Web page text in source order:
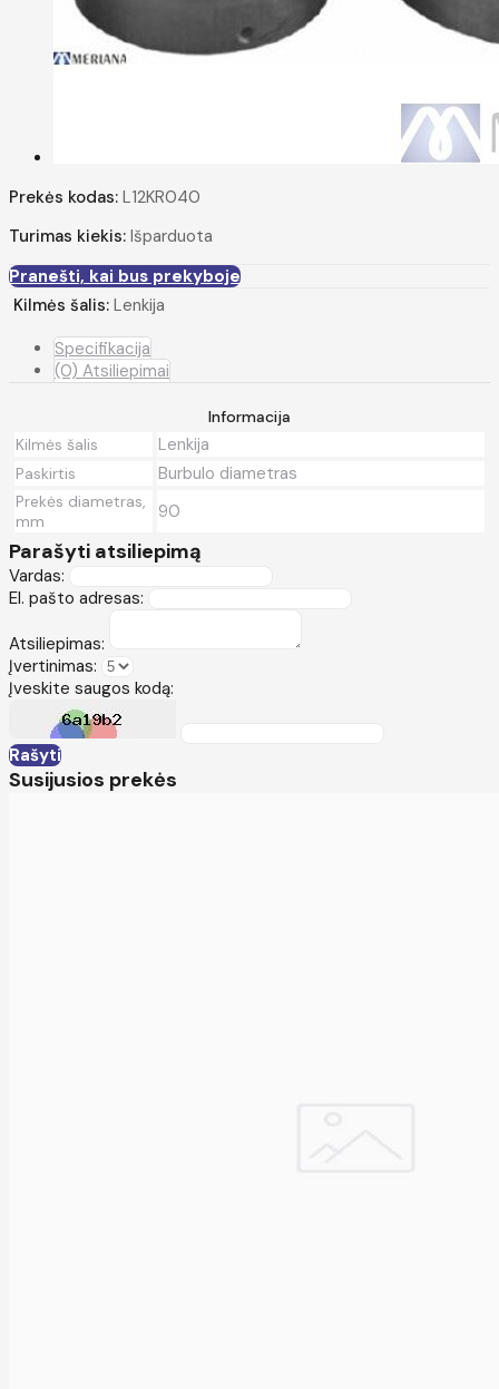
Prekės kodas: L12KR040
Turimas kiekis: Išparduota
Pranešti, kai bus prekyboje
Kilmės šalis: Lenkija
Specifikacija
(0) Atsiliepimai
Informacija
Kilmės šalis
Lenkija
Paskirtis Burbulo diametras
Prekės diametras,
mm
90
Parašyti atsiliepimą
Vardas:
El. pašto adresas:
Atsiliepimas:
Įvertinimas:
Įveskite saugos kodą:
Rašyti
Susijusios prekės